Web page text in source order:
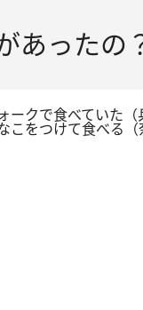
あったの
ークで食べていた
こをつけて食べる